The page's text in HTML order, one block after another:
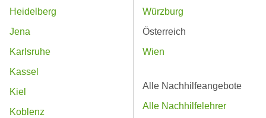
Heidelberg
Jena
Karlsruhe
Kassel
Kiel
Koblenz
Würzburg
Österreich
Wien
Alle Nachhilfeangebote
Alle Nachhilfelehrer